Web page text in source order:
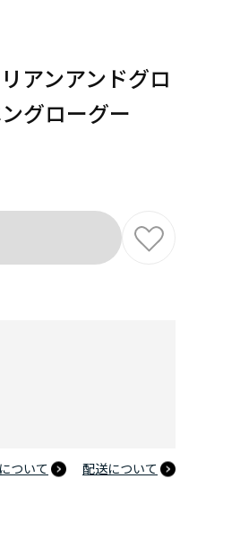
アンアンドグロ
グローグー
ついて 配送について